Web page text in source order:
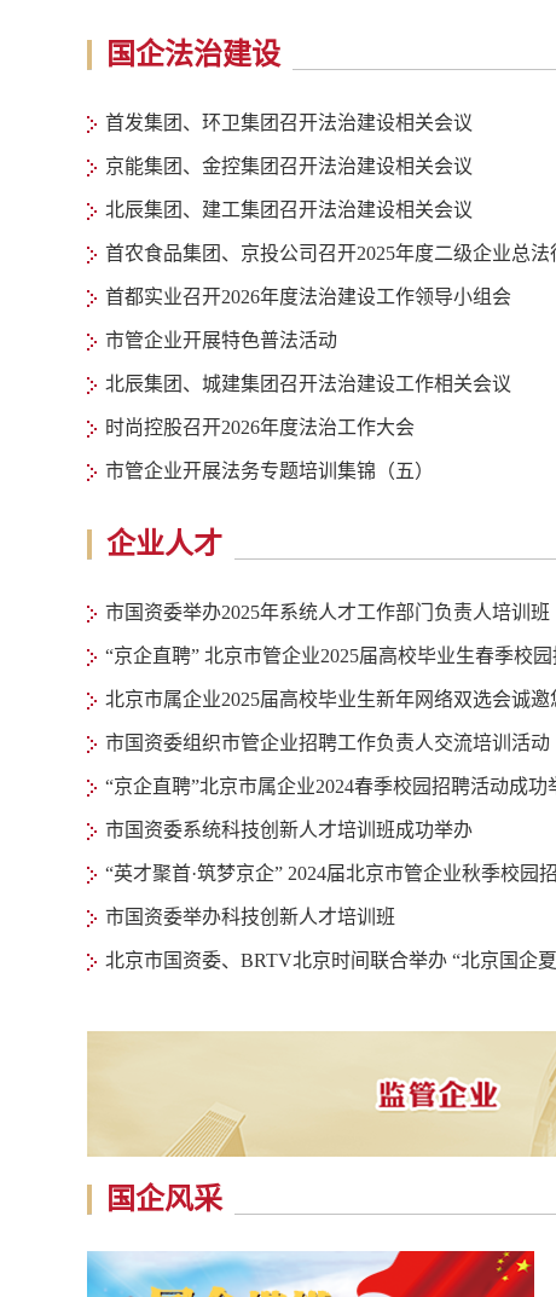
国企法治建设
首发集团、环卫集团召开法治建设相关会议
京能集团、金控集团召开法治建设相关会议
北辰集团、建工集团召开法治建设相关会议
首农食品集团、京投公司召开2025年度二级企业总
首都实业召开2026年度法治建设工作领导小组会
市管企业开展特色普法活动
北辰集团、城建集团召开法治建设工作相关会议
时尚控股召开2026年度法治工作大会
市管企业开展法务专题培训集锦（五）
企业人才
市国资委举办2025年系统人才工作部门负责人培训班
“京企直聘” 北京市管企业2025届高校毕业生春季校
北京市属企业2025届高校毕业生新年网络双选会诚邀
市国资委组织市管企业招聘工作负责人交流培训活动
“京企直聘”北京市属企业2024春季校园招聘活动成功
市国资委系统科技创新人才培训班成功举办
“英才聚首·筑梦京企” 2024届北京市管企业秋季校园
市国资委举办科技创新人才培训班
北京市国资委、BRTV北京时间联合举办 “北京国企
国企风采